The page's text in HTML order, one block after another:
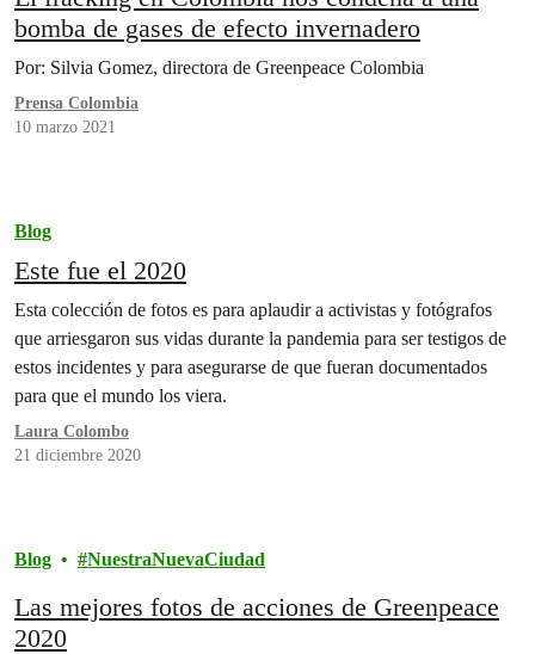
bomba de gases de efecto invernadero
Por: Silvia Gomez, directora de Greenpeace Colombia
Prensa Colombia
10 marzo 2021
Blog
Este fue el 2020
Esta colección de fotos es para aplaudir a activistas y fotógrafos
que arriesgaron sus vidas durante la pandemia para ser testigos de
estos incidentes y para asegurarse de que fueran documentados
para que el mundo los viera.
Laura Colombo
21 diciembre 2020
Blog NuestraNuevaCiudad
Las mejores fotos de acciones de Greenpeace
2020